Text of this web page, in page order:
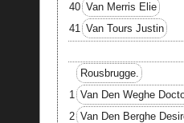
40 Van Merris Elie
41 Van Tours Justin
Rousbrugge.
1 Van Den Weghe
2 Van Den Berghe